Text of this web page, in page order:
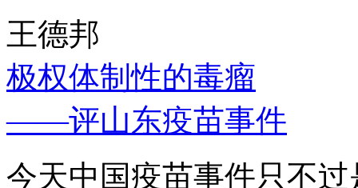
王德邦
极权体制性的毒瘤
——评山东疫苗事件
今天中国疫苗事件只不